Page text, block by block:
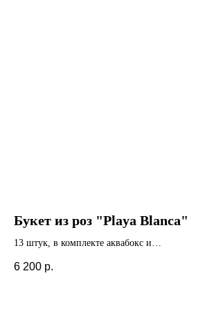
Букет из роз "Playa Blanca"
13 штук, в комплекте аквабокс и
6 200 р.